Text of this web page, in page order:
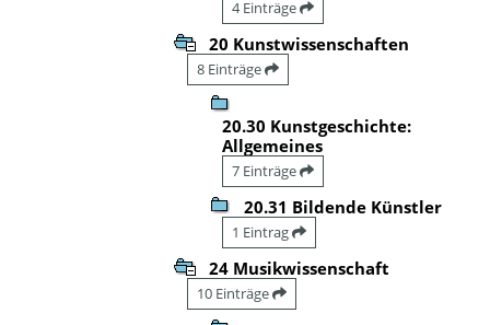
4 Einträge
20 Kunstwissenschaften
8 Einträge
20.30 Kunstgeschichte:
Allgemeines
7 Einträge
20.31 Bildende Künstler
1 Eintrag
24 Musikwissenschaft
10 Einträge